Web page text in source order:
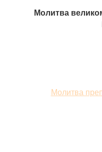
Молитва
СмотритеМолитва